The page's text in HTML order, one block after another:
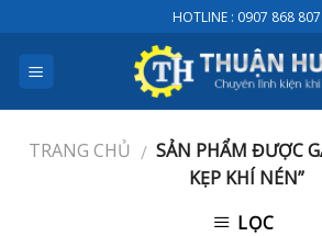
to
content
HOTLINE : 0907 868 807
TRANG CHỦ / SẢN PHẨM ĐƯỢC
KẸP KHÍ NÉN”
LỌC